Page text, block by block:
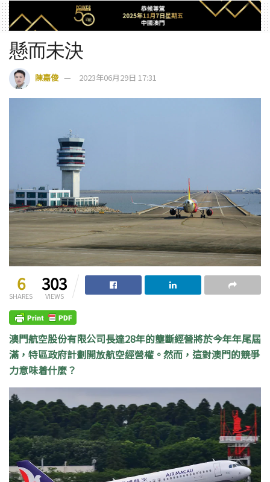
懸而未決
陳嘉俊 2023年06月29日 17:31
6
SHARES
303
VIEWS
澳門航空股份有限公司長達28年的壟斷經營將於今年年尾屆
滿，特區政府計劃開放航空經營權。然而，這對澳門的競爭
力意味着什麼？